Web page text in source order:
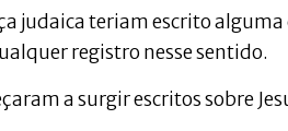
judaica teriam escrito
registro nesse sentido.
a surgir escritos sobre